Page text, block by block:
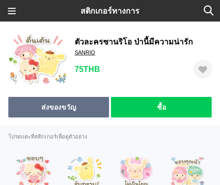
สติกเกอร์ทางการ
ตัวละครซานริโอ ป่านี้มีความน่ารัก
SANRIO
75THB
ส่งของขวัญ ซื้อ
โปรดแตะที่สติกเกอร์เพื่อดูตัวอย่าง